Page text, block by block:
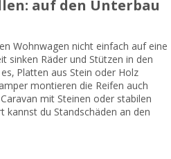
auf den Unterbau
Wohnwagen nicht einfach auf eine
sinken Räder und Stützen in den
Platten aus Stein oder Holz
montieren die Reifen auch
mit Steinen oder stabilen
kannst du Standschäden an den